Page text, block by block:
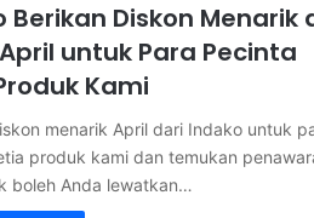
Berikan Diskon Menarik
untuk Para Pecinta
Kami
menarik April dari Indako untuk
produk kami dan temukan
boleh Anda lewatkan…